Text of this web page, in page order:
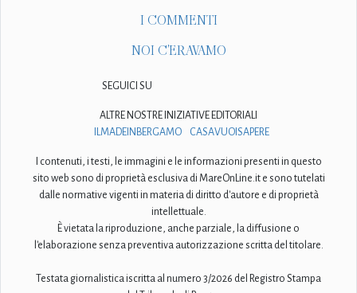
I COMMENTI
NOI C'ERAVAMO
SEGUICI SU
ALTRE NOSTRE INIZIATIVE EDITORIALI
ILMADEINBERGAMO
CASAVUOISAPERE
I contenuti, i testi, le immagini e le informazioni presenti in questo
sito web sono di proprietà esclusiva di MareOnLine.it e sono tutelati
dalle normative vigenti in materia di diritto d'autore e di proprietà
intellettuale.
È vietata la riproduzione, anche parziale, la diffusione o
l'elaborazione senza preventiva autorizzazione scritta del titolare.
Testata giornalistica iscritta al numero 3/2026 del Registro Stampa